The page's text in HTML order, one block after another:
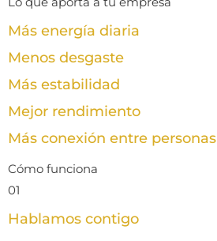
Más energía diaria
Menos desgaste
Más estabilidad
Mejor rendimiento
Más conexión entre personas
Cómo funciona
01
Hablamos contigo